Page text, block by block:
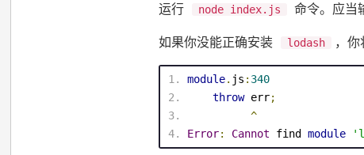
运行 node index.js 命令。应当
如果你没能正确安装 lodash ，你
module. js : 340
throw err;
^
Error: Cannot find module